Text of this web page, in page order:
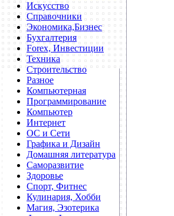
Искусство
Справочники
Экономика,Бизнес
Бухгалтерия
Forex, Инвестиции
Техника
Строительство
Разное
Компьютерная
Программирование
Компьютер
Интернет
ОС и Сети
Графика и Дизайн
Домашняя литература
Саморазвитие
Здоровье
Спорт, Фитнес
Кулинария, Хобби
Магия, Эзотерика